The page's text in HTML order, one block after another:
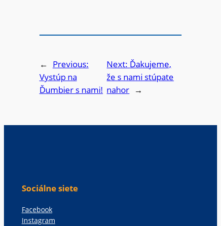
←
Previous:
Vystúp na
Ďumbier s nami!
Next: Ďakujeme,
že s nami stúpate
nahor →
Sociálne siete
Facebook
Instagram